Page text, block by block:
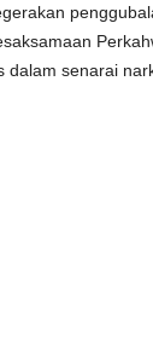
dalam senarai